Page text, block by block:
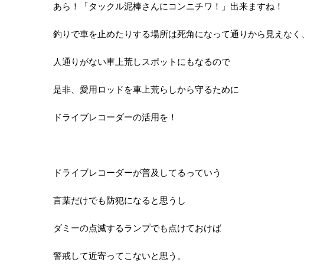
あら！「タックル泥棒さんにコンニチワ！」出来ますね！
釣りで車を止めたりする場所は死角になって通りから見えなく、
人通りがない車上荒しスポットにもなるので
是非、愛用ロッドを車上荒らしから守るために
ドライブレコーダーの活用を！
ドライブレコーダーが普及してるっていう
言葉だけでも防犯になると思うし
ダミーの点滅するランプでも点けておけば
警戒して近寄ってこないと思う。